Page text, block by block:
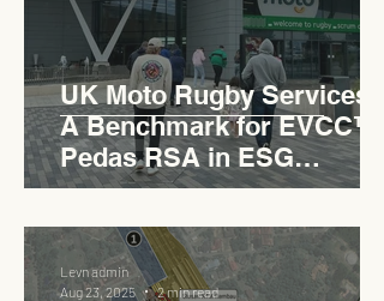
UK Moto Rugby Services :
A Benchmark for EVCC™
Pedas RSA in ESG
Roadside Development
Levn admin
Aug 23, 2025
2 min read